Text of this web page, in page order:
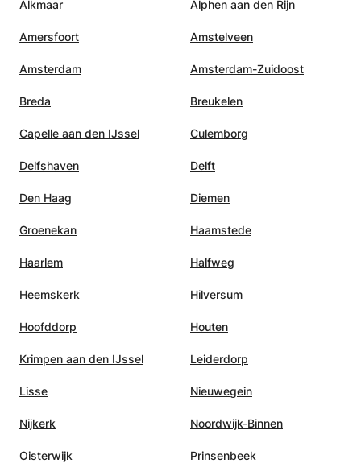
Alkmaar Alphen aan den Rijn
Amersfoort Amstelveen
Amsterdam Amsterdam-Zuidoost
Breda Breukelen
Capelle aan den IJssel Culemborg
Delfshaven Delft
Den Haag Diemen
Groenekan Haamstede
Haarlem Halfweg
Heemskerk Hilversum
Hoofddorp Houten
Krimpen aan den IJssel Leiderdorp
Lisse Nieuwegein
Nijkerk Noordwijk-Binnen
Oisterwijk Prinsenbeek